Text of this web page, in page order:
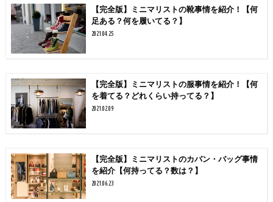
【完全版】ミニマリストの靴事情を紹介！【何
足ある？何を履いてる？】
2021.04.25
【完全版】ミニマリストの服事情を紹介！【何
を着てる？どれくらい持ってる？】
2021.02.09
【完全版】ミニマリストのカバン・バッグ事情
を紹介【何持ってる？数は？】
2021.06.23